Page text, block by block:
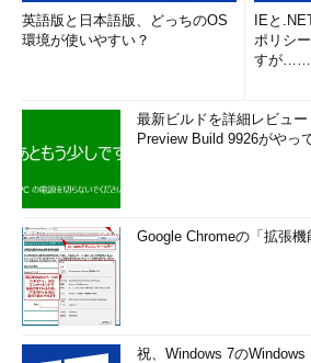
英語版と日本語版、どっちのOS
環境が使いやすい？
IEと
ポリシ
すが……
最新ビルドを詳細レビュ
Preview Build 9926がやっ
Google Chromeの「拡張機
祝、Windows 7のWindows